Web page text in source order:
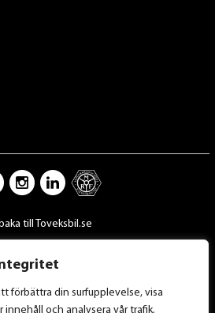
förbättra din surfupplevelse, visa
och analysera vår trafik.
till Toveksbil.se